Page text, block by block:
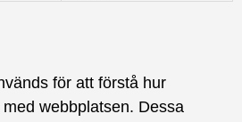
för att förstå hur
webbplatsen. Dessa